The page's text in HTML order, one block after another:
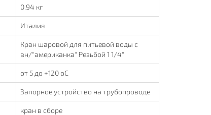
0.94 кг
Италия
Кран шаровой для питьевой воды с
вн/"американка" Резьбой 1 1/4"
от 5 до +120 oC
Запорное устройство на трубопроводе
кран в сборе